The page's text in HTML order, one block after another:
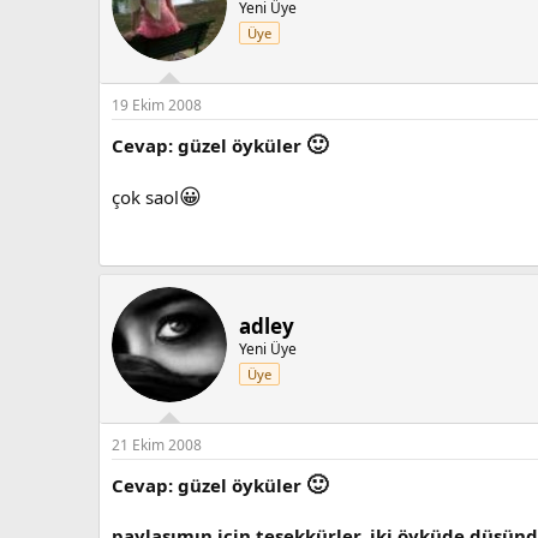
Yeni Üye
Üye
19 Ekim 2008
Cevap: güzel öyküler 🙂
çok saol😀
adley
Yeni Üye
Üye
21 Ekim 2008
Cevap: güzel öyküler 🙂